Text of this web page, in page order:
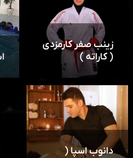
زینب صفر کارمزدی
( کاراته )
دانوب اسپا (